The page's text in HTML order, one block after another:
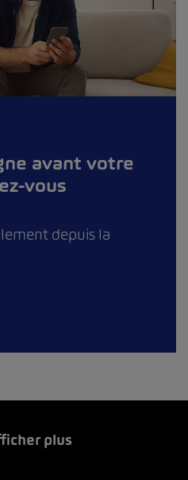
avant votre
vous
depuis la
plus